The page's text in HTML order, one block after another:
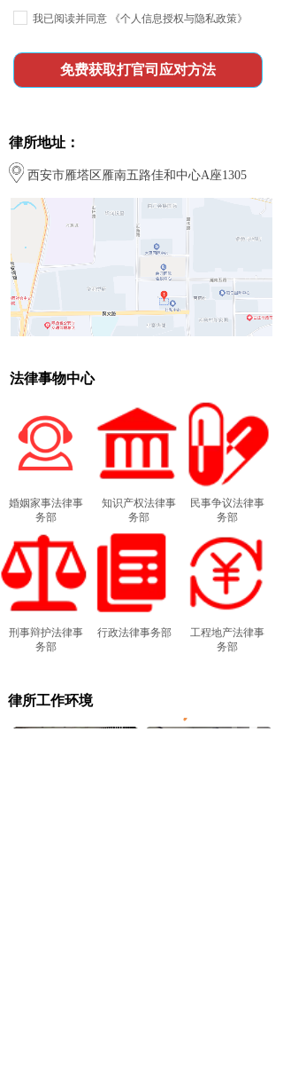
我已阅读并同意 《个人信息授权与隐私政策》
免费获取打官司应对方法
律所地址：
西安市雁塔区雁南五路佳和中心A座1305
法律事物中心
婚姻家事法律事
务部
知识产权法律事
务部
民事争议法律事
务部
刑事辩护法律事
务部
行政法律事务部
工程地产法律事
务部
律所工作环境